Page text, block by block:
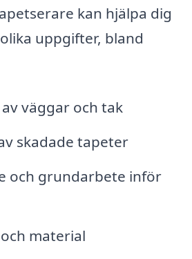
kan hjälpa dig
uppgifter, bland
väggar och tak
skadade tapeter
och grundarbete inför
material